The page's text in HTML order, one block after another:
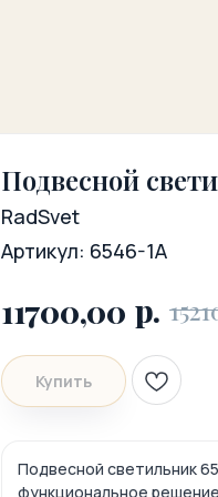
Подвесной
RadSvet
Артикул: 6546-1А
11700,00 р.
Купить
Подвесной светильник
функциональное